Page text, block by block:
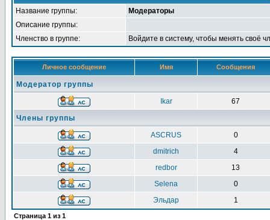
Название группы:
Модераторы
Описание группы:
Членство в группе:
Войдите в систему, чтобы менять своё
Личное сообщение Имя Сообщения
Модератор группы
Ikar
67
Члены группы
ASCRUS
0
dmitrich
4
redbor
13
Selena
0
Эльдар
1
Страница 1 из 1